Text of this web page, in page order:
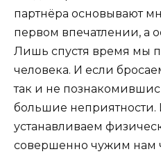
партнёра основывают
первом впечатлении, а
Лишь спустя время мы
человека. И если
так и не
большие неприятности.
устанавливаем
совершенно чужим нам